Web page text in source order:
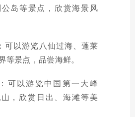
岛等景点，欣赏海景风
可以游览八仙过海、蓬莱
等景点，品尝海鲜。
可以游览中国第一大峰
，欣赏日出、海滩等美